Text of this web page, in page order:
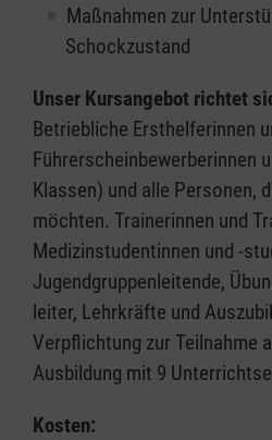
Maßnahmen zur
Schockzustand
Unser Kursangebot richtet
Betriebliche Ersthelferinnen
Führerscheinbewerberinnen
Klassen) und alle Personen,
möchten. Trainerinnen und
Medizinstudentinnen und -
Jugendgruppenleitende,
leiter, Lehrkräfte und
Verpflichtung zur Teilnahme
Ausbildung mit 9
Kosten: